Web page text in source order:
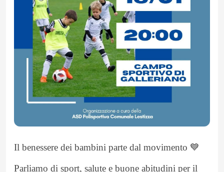
Il benessere dei bambini parte dal movimento 💙
Parliamo di sport, salute e buone abitudini per il